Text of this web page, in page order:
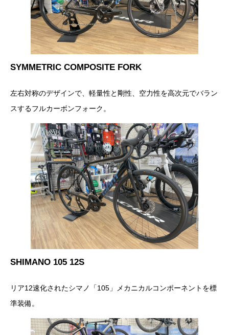
SYMMETRIC COMPOSITE FORK
左右対称のデザインで、軽量性と剛性、空力性を高次元でバラン
スするフルカーボンフォーク。
SHIMANO 105 12S
リア12速化されたシマノ「105」メカニカルコンポーネントを標
準装備。